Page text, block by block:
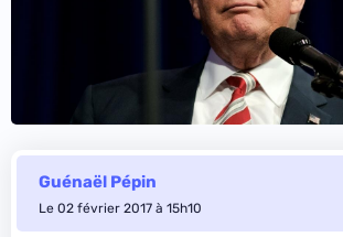
Guénaël Pépin
Le 02 février 2017 à 15h10